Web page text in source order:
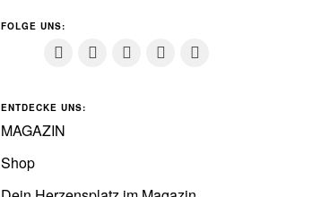
FOLGE UNS:
ENTDECKE UNS:
MAGAZIN
Shop